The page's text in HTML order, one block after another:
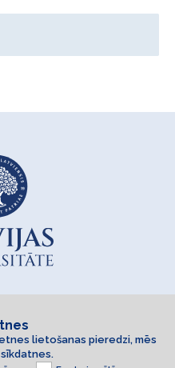
Privātuma atruna
lietošanas pieredzi, mēs